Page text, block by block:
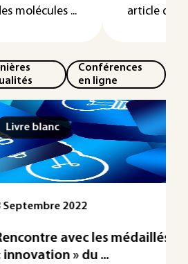
molécules ...
article
Conférences
en ligne
les médaillés 2022
» du ...